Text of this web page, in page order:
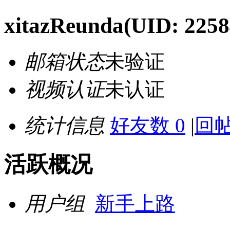
xitazReunda(UID:
邮箱状态未验证
视频认证未认证
统计信息 好友数 0 | 回
活跃概况
用户组 新手上路